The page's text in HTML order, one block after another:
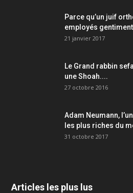
Parce qu’un juif
employés
21 janvier 2017
Le Grand rabbin
une Shoah....
27 octobre 2016
Adam Neumann,
les plus riches du
31 octobre 2017
Articles les plus lus